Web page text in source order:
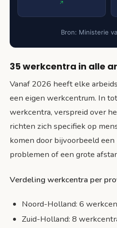
Bron: Ministerie
35 werkcentra in alle
Vanaf 2026 heeft elke
een eigen werkcentrum. In
werkcentra, verspreid over
richten zich specifiek op
komen door bijvoorbeeld
problemen of een grote
Verdeling werkcentra per
Noord-Holland: 6
Zuid-Holland: 8